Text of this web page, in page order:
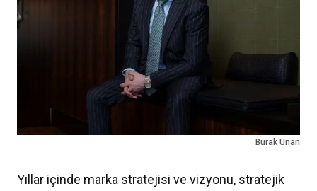
Burak Unan
Yıllar içinde marka stratejisi ve vizyonu, stratejik